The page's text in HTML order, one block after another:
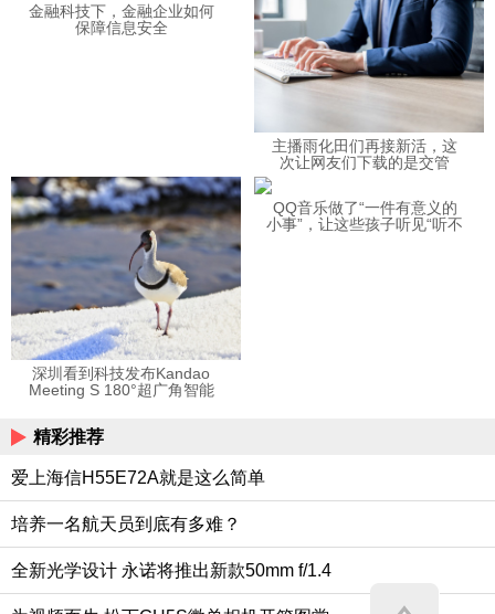
金融科技下，金融企业如何
保障信息安全
主播雨化田们再接新活，这
次让网友们下载的是交管
深圳看到科技发布Kandao
Meeting S 180°超广角智能
QQ音乐做了“一件有意义的
小事”，让这些孩子听见“听不
精彩推荐
爱上海信H55E72A就是这么简单
培养一名航天员到底有多难？
全新光学设计 永诺将推出新款50mm f/1.4